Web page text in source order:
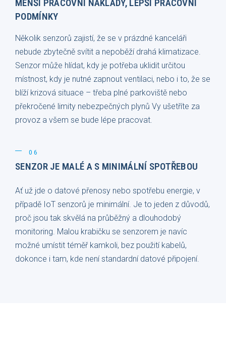
MENŠÍ PRACOVNÍ NÁKLADY, LEPŠÍ PRACOVNÍ
PODMÍNKY
Několik senzorů zajistí, že se v prázdné kanceláři
nebude zbytečně svítit a nepoběží drahá klimatizace.
Senzor může hlídat, kdy je potřeba uklidit určitou
místnost, kdy je nutné zapnout ventilaci, nebo i to, že se
blíží krizová situace – třeba plné parkoviště nebo
překročené limity nebezpečných plynů Vy ušetříte za
provoz a všem se bude lépe pracovat.
06
SENZOR JE MALÉ A S MINIMÁLNÍ SPOTŘEBOU
Ať už jde o datové přenosy nebo spotřebu energie, v
případě IoT senzorů je minimální. Je to jeden z důvodů,
proč jsou tak skvělá na průběžný a dlouhodobý
monitoring. Malou krabičku se senzorem je navíc
možné umístit téměř kamkoli, bez použití kabelů,
dokonce i tam, kde není standardní datové připojení.